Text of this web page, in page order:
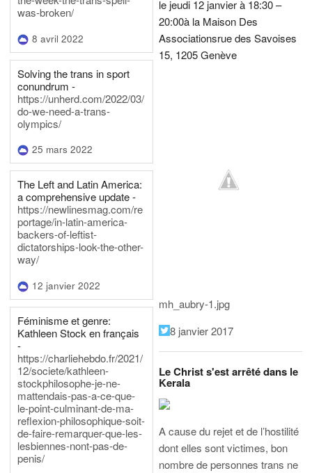
was-broken/
8 avril 2022
Solving the trans in sport
conundrum -
https://unherd.com/2022/03/
do-we-need-a-trans-
olympics/
25 mars 2022
The Left and Latin America:
a comprehensive update -
https://newlinesmag.com/re
portage/in-latin-america-
backers-of-leftist-
dictatorships-look-the-other-
way/
12 janvier 2022
Féminisme et genre:
Kathleen Stock en français
-
https://charliehebdo.fr/2021/
12/societe/kathleen-
stockphilosophe-je-ne-
mattendais-pas-a-ce-que-
le-point-culminant-de-ma-
reflexion-philosophique-soit-
de-faire-remarquer-que-les-
lesbiennes-nont-pas-de-
penis/
le jeudi 12 janvier à 18:30 –
20:00à la Maison Des
Associationsrue des Savoises
15, 1205 Genève
mh_aubry-1.jpg
8 janvier 2017
Le Christ s'est arrêté dans le
Kerala
A cause du rejet et de l’hostilité
dont elles sont victimes, bon
nombre de personnes trans ne